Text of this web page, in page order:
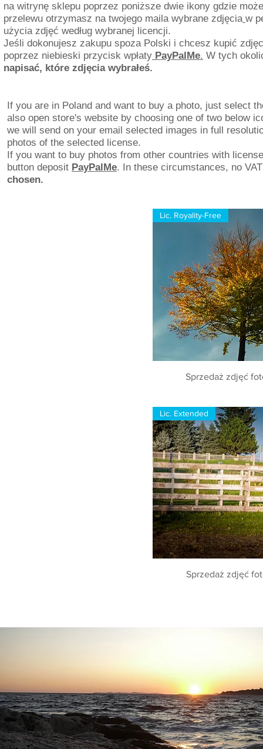
na witrynę sklepu poprzez poniższe dwie ikony gdzie
przelewu otrzymasz na twojego maila wybrane zdjęcia w
użycia zdjęć według wybranej licencji.
Jeśli dokonujesz zakupu spoza Polski i chcesz kupić
poprzez niebieski przycisk wpłaty PayPalMe. W tych
napisać, które zdjęcia wybrałeś.
If you are in Poland and want to buy a photo, just select
also open store's website by choosing one of two below
we will send on your email selected images in full
photos of the selected license.
If you want to buy photos from other countries with
button deposit PayPalMe. In these circumstances, no
chosen.
Lic. Royality-Free
Sprzedaż zdjęć
Lic. Extended
Sprzedaż zdjęć